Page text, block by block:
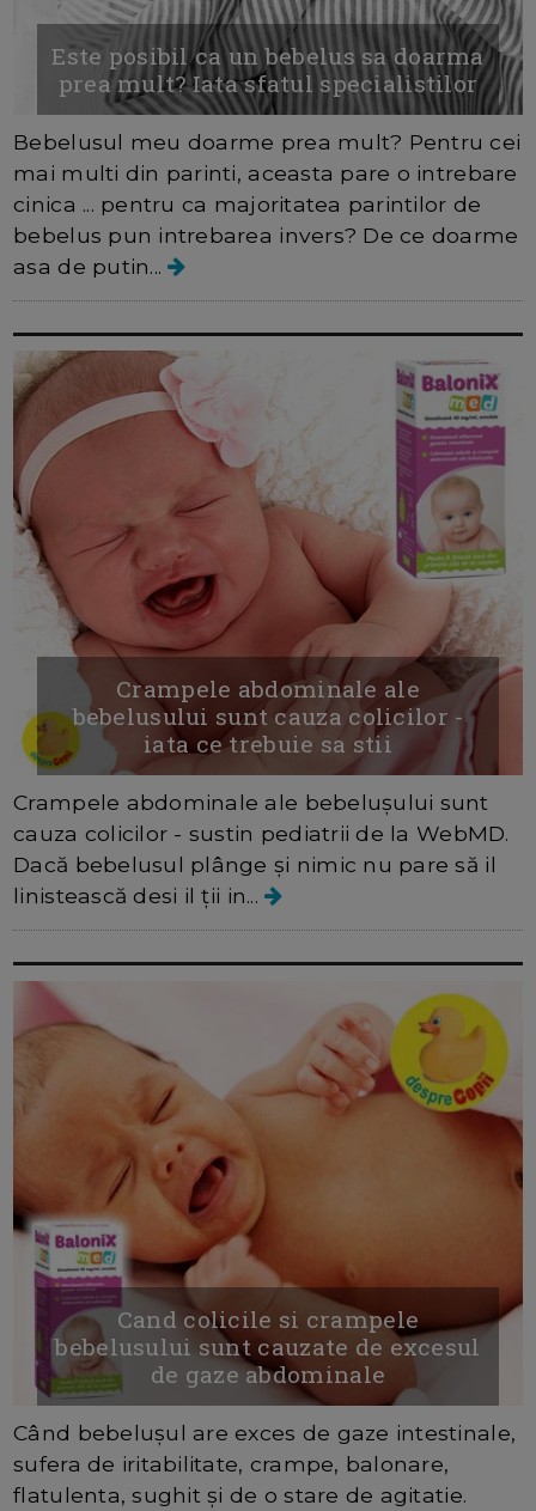
Este posibil ca un bebelus sa doarma
prea mult? Iata sfatul specialistilor
Bebelusul meu doarme prea mult? Pentru cei
mai multi din parinti, aceasta pare o intrebare
cinica ... pentru ca majoritatea parintilor de
bebelus pun intrebarea invers? De ce doarme
asa de putin...
Crampele abdominale ale
bebelusului sunt cauza colicilor -
iata ce trebuie sa stii
Crampele abdominale ale bebelușului sunt
cauza colicilor - sustin pediatrii de la WebMD.
Dacă bebelusul plânge și nimic nu pare să il
linistească desi il ții in...
Cand colicile si crampele
bebelusului sunt cauzate de excesul
de gaze abdominale
Când bebelușul are exces de gaze intestinale,
sufera de iritabilitate, crampe, balonare,
flatulenta, sughit și de o stare de agitatie.